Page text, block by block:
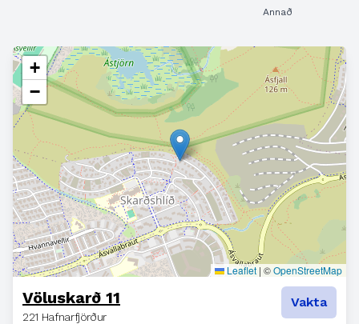
Annað
+
−
Leaflet | ©OpenStreetMap
Völuskarð 11
221 Hafnarfjörður
Vakta